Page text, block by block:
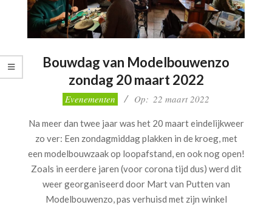
Bouwdag van Modelbouwenzo
zondag 20 maart 2022
22
Evenementen Op: 22 maart 2022
Na meer dan twee jaar was het 20 maart eindelijkweer
zo ver: Een zondagmiddag plakken in de kroeg, met
een modelbouwzaak op loopafstand, en ook nog open!
Zoals in eerdere jaren (voor corona tijd dus) werd dit
weer georganiseerd door Mart van Putten van
Modelbouwenzo, pas verhuisd met zijn winkel